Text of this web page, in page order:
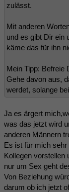
zulässt.
Mit anderen
und es gibt Dir ein
käme das für ihn
Mein Tipp: Befreie
Gehe davon aus,
werdet, solange
Ja es ärgert
was das jetzt wird
anderen Männern
Es ist für mich
Kollegen vorstellen
nur um Sex geht
Von Beziehung
darum ob ich jetzt